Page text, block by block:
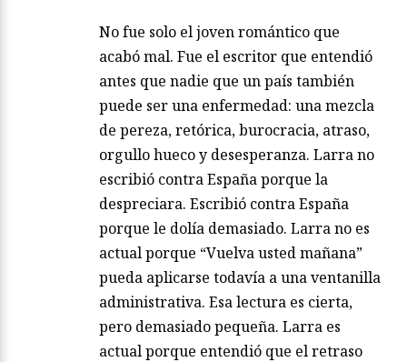
No fue solo el joven romántico que
acabó mal. Fue el escritor que entendió
antes que nadie que un país también
puede ser una enfermedad: una mezcla
de pereza, retórica, burocracia, atraso,
orgullo hueco y desesperanza. Larra no
escribió contra España porque la
despreciara. Escribió contra España
porque le dolía demasiado. Larra no es
actual porque “Vuelva usted mañana”
pueda aplicarse todavía a una ventanilla
administrativa. Esa lectura es cierta,
pero demasiado pequeña. Larra es
actual porque entendió que el retraso